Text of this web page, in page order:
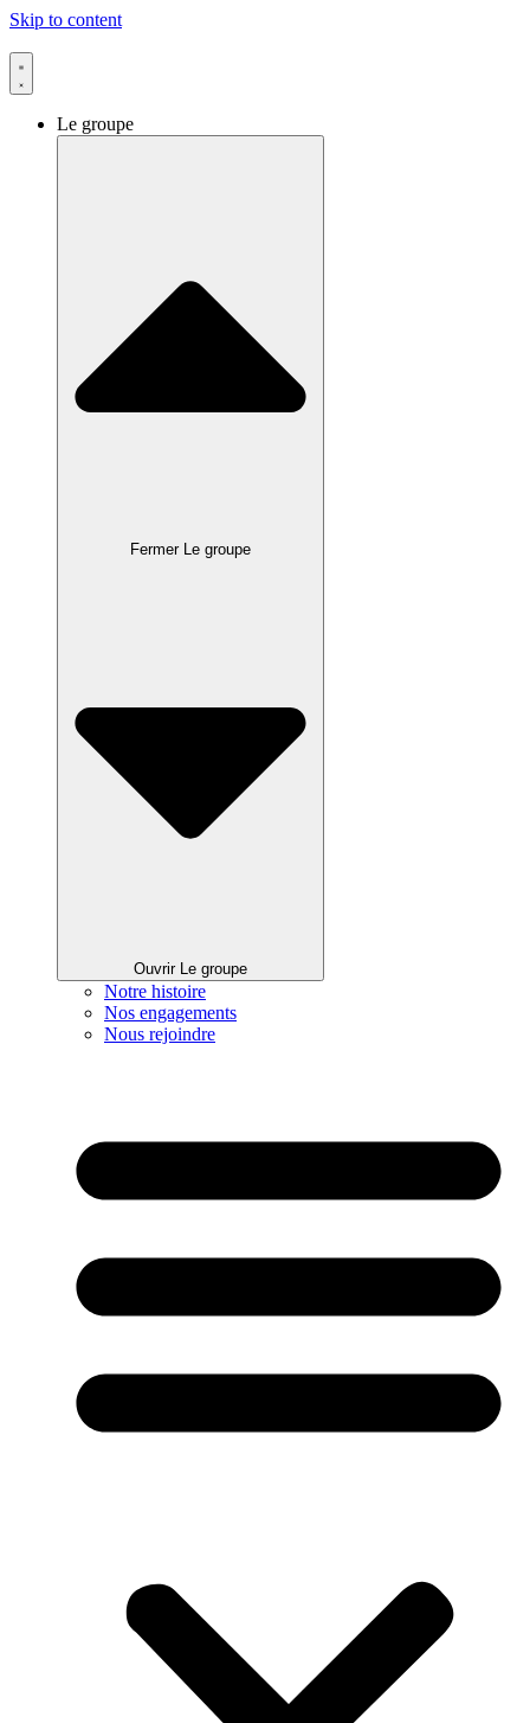
Skip to content
Le groupe
Fermer Le groupe
Ouvrir Le groupe
Notre histoire
Nos engagements
Nous rejoindre